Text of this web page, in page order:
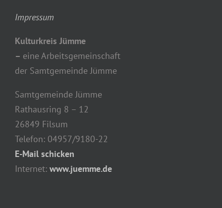
Impressum
Kulturkreis Jümme
– eine Arbeitsgemeinschaft
der Samtgemeinde Jümme
Samtgemeinde Jümme
Rathausring 8 – 12
26849 Filsum
Telefon: 04957/9180-22
E-Mail schicken
Internet: www.juemme.de